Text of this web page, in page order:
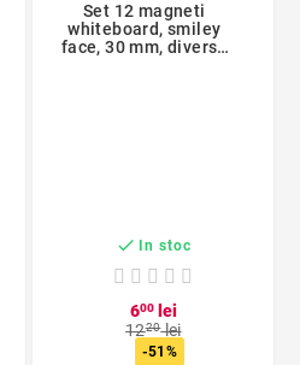
Set 12 magneti
whiteboard, smiley
face, 30 mm, diverse
 In stoc
600lei
1220lei
-51%